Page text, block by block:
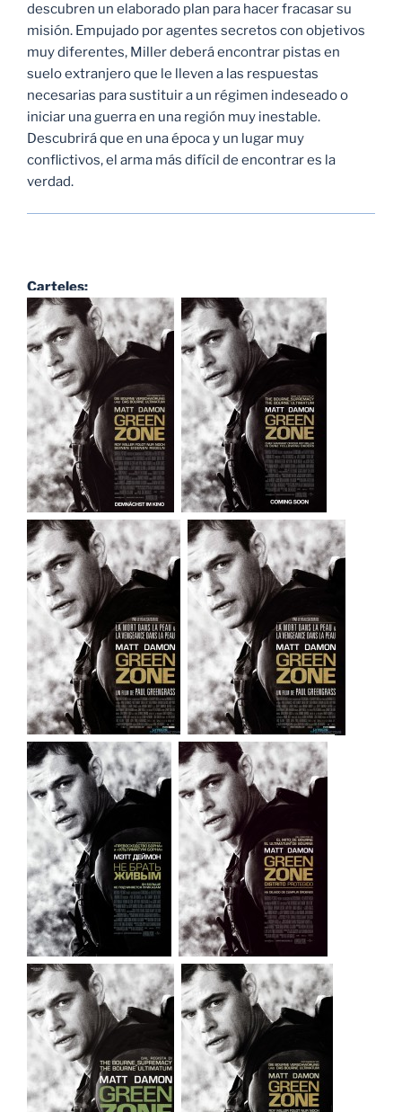
descubren un elaborado plan para hacer fracasar su
misión. Empujado por agentes secretos con objetivos
muy diferentes, Miller deberá encontrar pistas en
suelo extranjero que le lleven a las respuestas
necesarias para sustituir a un régimen indeseado o
iniciar una guerra en una región muy inestable.
Descubrirá que en una época y un lugar muy
conflictivos, el arma más difícil de encontrar es la
verdad.
Carteles: